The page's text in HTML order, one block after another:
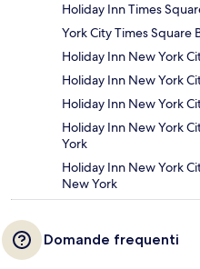
Holiday Inn Times
York City Times Square
Holiday Inn New York
Holiday Inn New York
Holiday Inn New York
Holiday Inn New York
York
Holiday Inn New York
New York
Domande frequenti